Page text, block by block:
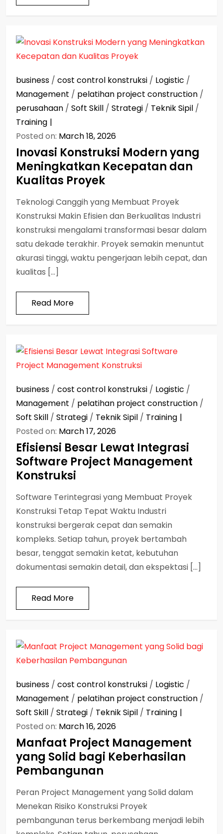
business / cost control konstruksi / Logistic /
Management / pelatihan project construction /
perusahaan / Soft Skill / Strategi / Teknik Sipil /
Training
Posted on: March 18, 2026
Inovasi Konstruksi Modern yang
Meningkatkan Kecepatan dan
Kualitas Proyek
Teknologi Canggih yang Membuat Proyek
Konstruksi Makin Efisien dan Berkualitas Industri
konstruksi mengalami transformasi besar dalam
satu dekade terakhir. Proyek semakin menuntut
akurasi tinggi, waktu pengerjaan lebih cepat, dan
kualitas […]
Read More
business / cost control konstruksi / Logistic /
Management / pelatihan project construction /
Soft Skill / Strategi / Teknik Sipil / Training
Posted on: March 17, 2026
Efisiensi Besar Lewat Integrasi
Software Project Management
Konstruksi
Software Terintegrasi yang Membuat Proyek
Konstruksi Tetap Tepat Waktu Industri
konstruksi bergerak cepat dan semakin
kompleks. Setiap tahun, proyek bertambah
besar, tenggat semakin ketat, kebutuhan
dokumentasi semakin detail, dan ekspektasi […]
Read More
business / cost control konstruksi / Logistic /
Management / pelatihan project construction /
Soft Skill / Strategi / Teknik Sipil / Training
Posted on: March 16, 2026
Manfaat Project Management
yang Solid bagi Keberhasilan
Pembangunan
Peran Project Management yang Solid dalam
Menekan Risiko Konstruksi Proyek
pembangunan terus berkembang menjadi lebih